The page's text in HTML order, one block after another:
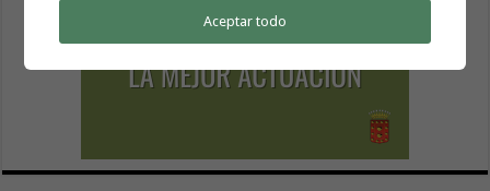
Aceptar todo